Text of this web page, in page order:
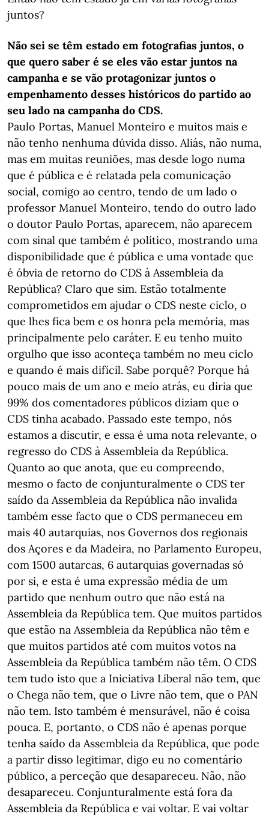
juntos?
Não sei se têm estado em fotografias juntos, o
que quero saber é se eles vão estar juntos na
campanha e se vão protagonizar juntos o
empenhamento desses históricos do partido ao
seu lado na campanha do CDS.
Paulo Portas, Manuel Monteiro e muitos mais e
não tenho nenhuma dúvida disso. Aliás, não numa,
mas em muitas reuniões, mas desde logo numa
que é pública e é relatada pela comunicação
social, comigo ao centro, tendo de um lado o
professor Manuel Monteiro, tendo do outro lado
o doutor Paulo Portas, aparecem, não aparecem
com sinal que também é político, mostrando uma
disponibilidade que é pública e uma vontade que
é óbvia de retorno do CDS à Assembleia da
República? Claro que sim. Estão totalmente
comprometidos em ajudar o CDS neste ciclo, o
que lhes fica bem e os honra pela memória, mas
principalmente pelo caráter. E eu tenho muito
orgulho que isso aconteça também no meu ciclo
e quando é mais difícil. Sabe porquê? Porque há
pouco mais de um ano e meio atrás, eu diria que
99% dos comentadores públicos diziam que o
CDS tinha acabado. Passado este tempo, nós
estamos a discutir, e essa é uma nota relevante, o
regresso do CDS à Assembleia da República.
Quanto ao que anota, que eu compreendo,
mesmo o facto de conjunturalmente o CDS ter
saído da Assembleia da República não invalida
também esse facto que o CDS permaneceu em
mais 40 autarquias, nos Governos dos regionais
dos Açores e da Madeira, no Parlamento Europeu,
com 1500 autarcas, 6 autarquias governadas só
por si, e esta é uma expressão média de um
partido que nenhum outro que não está na
Assembleia da República tem. Que muitos partidos
que estão na Assembleia da República não têm e
que muitos partidos até com muitos votos na
Assembleia da República também não têm. O CDS
tem tudo isto que a Iniciativa Liberal não tem, que
o Chega não tem, que o Livre não tem, que o PAN
não tem. Isto também é mensurável, não é coisa
pouca. E, portanto, o CDS não é apenas porque
tenha saído da Assembleia da República, que pode
a partir disso legitimar, digo eu no comentário
público, a perceção que desapareceu. Não, não
desapareceu. Conjunturalmente está fora da
Assembleia da República e vai voltar. E vai voltar